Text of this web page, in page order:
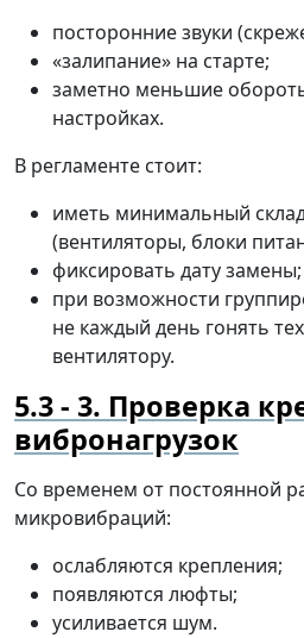
посторонние звуки
«залипание» на старте;
заметно меньшие
настройках.
В регламенте стоит:
иметь минимальный
(вентиляторы, блоки
фиксировать дату замены;
при возможности
не каждый день гонять
вентилятору.
3. Проверка
вибронагрузок
Со временем от постоянной
микровибраций:
ослабляются крепления;
появляются люфты;
усиливается шум.